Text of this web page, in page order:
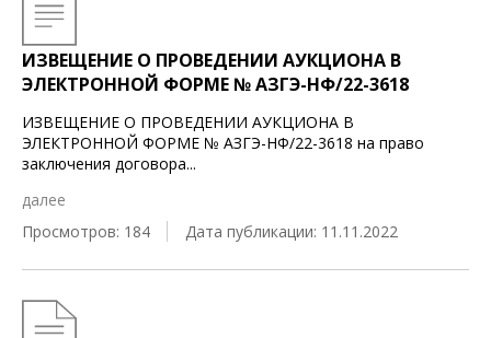
ИЗВЕЩЕНИЕ О ПРОВЕДЕНИИ АУКЦИОНА В
ЭЛЕКТРОННОЙ ФОРМЕ № АЗГЭ-НФ/22-3618
ИЗВЕЩЕНИЕ О ПРОВЕДЕНИИ АУКЦИОНА В
ЭЛЕКТРОННОЙ ФОРМЕ № АЗГЭ-НФ/22-3618 на право
заключения договора...
далее
Просмотров: 184
Дата публикации: 11.11.2022